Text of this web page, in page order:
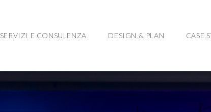
SERVIZI E CONSULENZA DESIGN & PLAN CASE